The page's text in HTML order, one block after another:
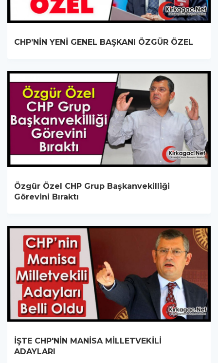
CHP’NİN YENİ GENEL BAŞKANI ÖZGÜR ÖZEL
Özgür Özel CHP Grup Başkanvekilliği
Görevini Bıraktı
İŞTE CHP'NİN MANİSA MİLLETVEKİLİ
ADAYLARI